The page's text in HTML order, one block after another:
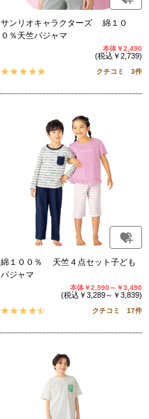
サンリオキャラクターズ 綿１０
０％天竺パジャマ
本体￥2,490
(税込￥2,739)
クチコミ 3件
綿１００％ 天竺４点セット子ども
パジャマ
本体￥2,990～￥3,490
(税込￥3,289～￥3,839)
クチコミ 17件